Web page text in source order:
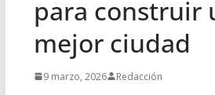
para construir
mejor ciudad
9 marzo, 2026 Redacción